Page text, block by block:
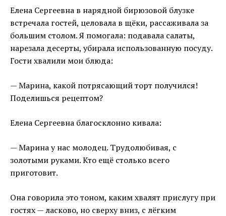
Елена Сергеевна в нарядной бирюзовой блузке
встречала гостей, целовала в щёки, рассаживала за
большим столом. Я помогала: подавала салаты,
нарезала десерты, убирала использованную посуду.
Гости хвалили мои блюда:
— Марина, какой потрясающий торт получился!
Поделишься рецептом?
Елена Сергеевна благосклонно кивала:
— Марина у нас молодец. Трудолюбивая, с
золотыми руками. Кто ещё столько всего
приготовит.
Она говорила это тоном, каким хвалят прислугу при
гостях — ласково, но сверху вниз, с лёгким